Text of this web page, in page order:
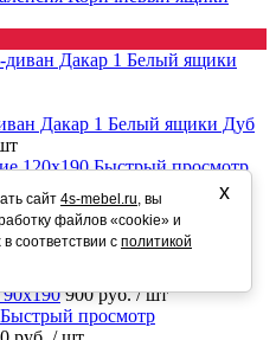
Дакар 1 Белый ящики Дуб
Быстрый просмотр
Быстрый
90х190 1 800 руб.
900 руб./ шт
Быстрый просмотр
сайт 4s-mebel.ru, вы
файлов «cookie» и
соответствии с политикой
х